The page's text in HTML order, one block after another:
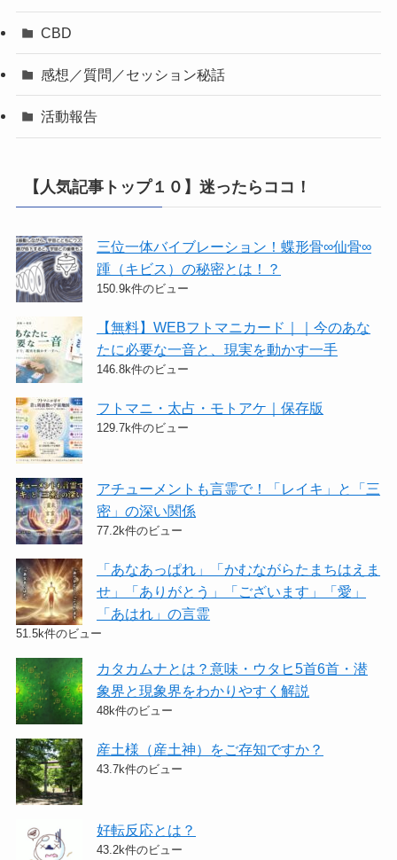
CBD
感想／質問／セッション秘話
活動報告
【人気記事トップ１０】迷ったらココ！
三位一体バイブレーション！蝶形骨∞仙骨∞
踵（キビス）の秘密とは！？
150.9k件のビュー
【無料】WEBフトマニカード｜｜今のあな
たに必要な一音と、現実を動かす一手
146.8k件のビュー
フトマニ・太占・モトアケ｜保存版
129.7k件のビュー
アチューメントも言霊で！「レイキ」と「三
密」の深い関係
77.2k件のビュー
「あなあっぱれ」「かむながらたまちはえま
せ」「ありがとう」「ございます」「愛」
「あはれ」の言霊
51.5k件のビュー
カタカムナとは？意味・ウタヒ5首6首・潜
象界と現象界をわかりやすく解説
48k件のビュー
産土様（産土神）をご存知ですか？
43.7k件のビュー
好転反応とは？
43.2k件のビュー